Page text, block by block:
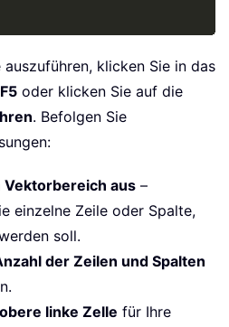
klicken Sie in das
F5 oder klicken Sie auf die
. Befolgen Sie
Vektorbereich aus –
einzelne Zeile oder Spalte,
soll.
der Zeilen und Spalten
linke Zelle für Ihre